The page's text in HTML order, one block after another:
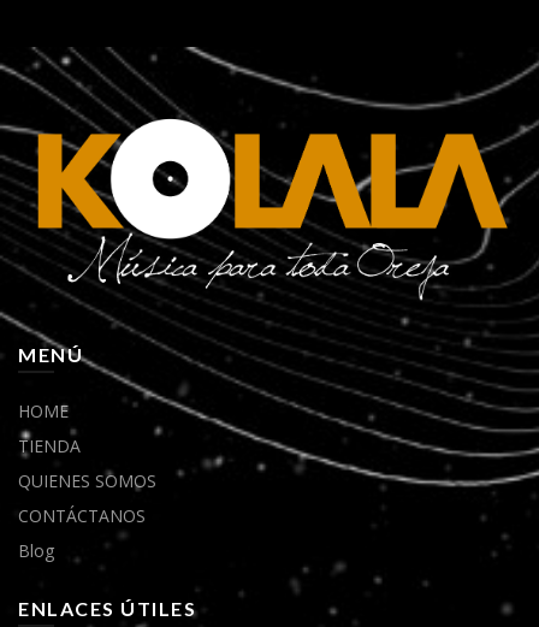
MENÚ
HOME
TIENDA
QUIENES SOMOS
CONTÁCTANOS
Blog
ENLACES ÚTILES